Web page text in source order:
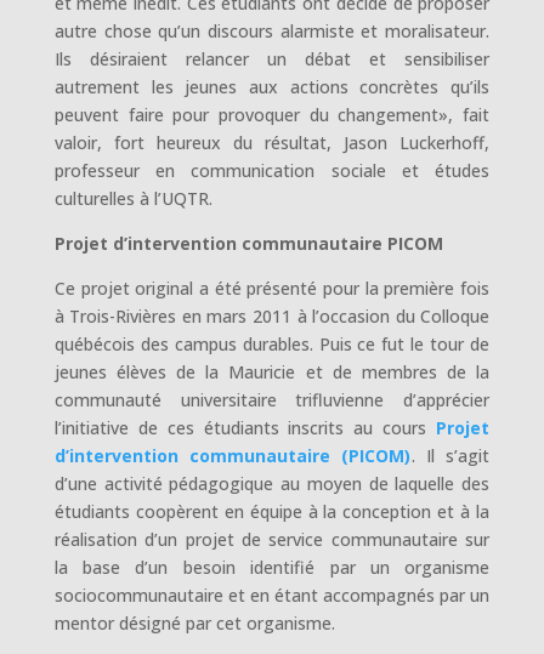
autre chose qu’un discours alarmiste et moralisateur.
Ils désiraient relancer un débat et sensibiliser
autrement les jeunes aux actions concrètes qu’ils
peuvent faire pour provoquer du changement», fait
valoir, fort heureux du résultat, Jason Luckerhoff,
professeur en communication sociale et études
culturelles à l’UQTR.
Projet d’intervention communautaire PICOM
Ce projet original a été présenté pour la première fois
à Trois-Rivières en mars 2011 à l’occasion du Colloque
québécois des campus durables. Puis ce fut le tour de
jeunes élèves de la Mauricie et de membres de la
communauté universitaire trifluvienne d’apprécier
l’initiative de ces étudiants inscrits au cours Projet
d’intervention communautaire (PICOM). Il s’agit
d’une activité pédagogique au moyen de laquelle des
étudiants coopèrent en équipe à la conception et à la
réalisation d’un projet de service communautaire sur
la base d’un besoin identifié par un organisme
sociocommunautaire et en étant accompagnés par un
mentor désigné par cet organisme.